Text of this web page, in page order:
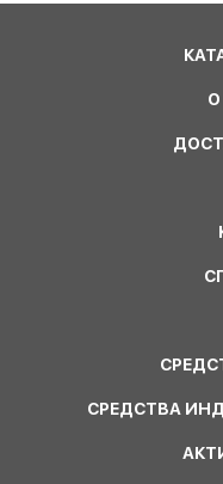
СРЕДСТВА